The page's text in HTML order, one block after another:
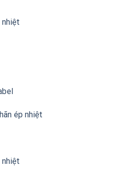
nhiệt
ép nhiệt
nhiệt